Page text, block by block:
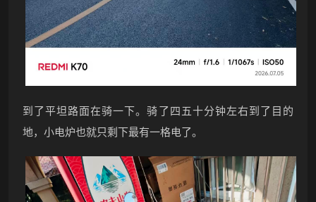
到了平坦路面在骑一下。骑了四五十分钟左右到了目的
地，小电炉也就只剩下最有一格电了。